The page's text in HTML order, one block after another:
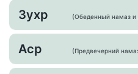
Зухр (Обеденный намаз
Аср (Предвечерний